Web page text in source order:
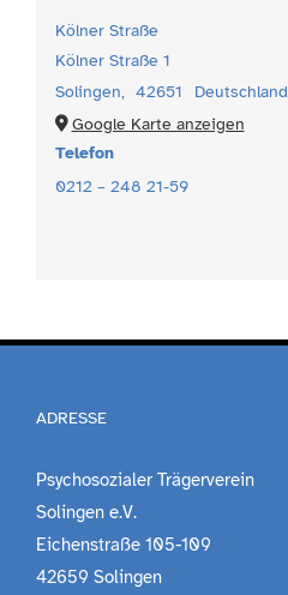
Kölner Straße
Kölner Straße 1
Solingen, 42651
Deutschland
Google Karte anzeigen
Telefon
0212 – 248 21-59
ADRESSE
Psychosozialer Trägerverein
Solingen e.V.
Eichenstraße 105-109
42659 Solingen